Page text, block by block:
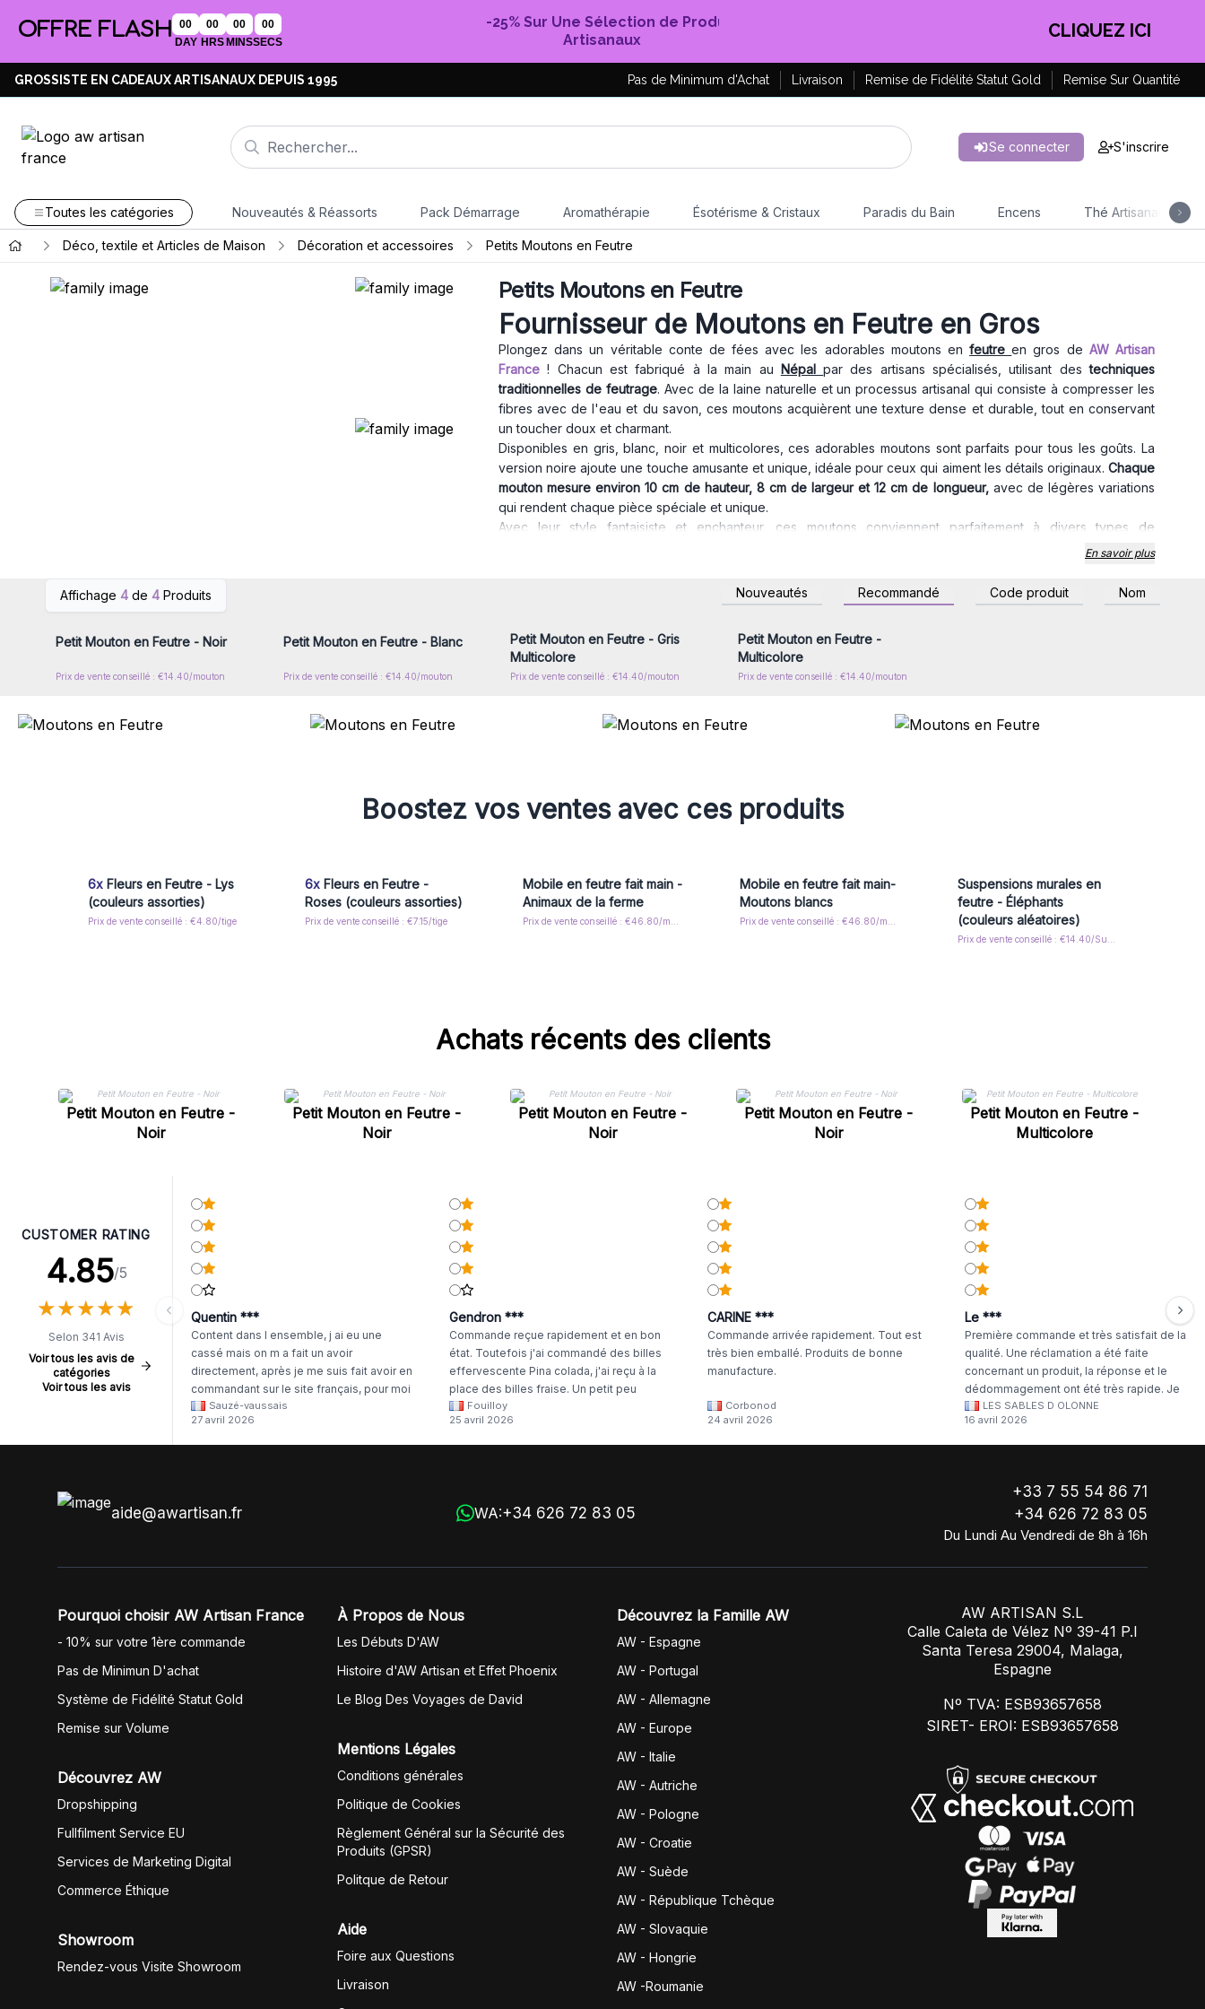
OFFRE FLASH
00
DAY
00
HRS
00
MINS
00
SECS
-25% Sur Une Sélection de Produits
Artisanaux
CLIQUEZ ICI
GROSSISTE EN CADEAUX ARTISANAUX DEPUIS 1995 Pas de Minimum d'Achat Livraison Remise de Fidélité Statut Gold Remise Sur Quantité
Se connecter S'inscrire
Toutes les catégories Nouveautés & Réassorts Pack Démarrage Aromathérapie Ésotérisme & Cristaux Paradis du Bain Encens Thé Artisanal
Déco, textile et Articles de Maison Décoration et accessoires Petits Moutons en Feutre
Petits Moutons en Feutre
Fournisseur de Moutons en Feutre en Gros
Plongez dans un véritable conte de fées avec les adorables moutons enfeutreen gros de AW Artisan
France! Chacun est fabriqué à la main au Népalpar des artisans spécialisés, utilisant des techniques
traditionnelles de feutrage. Avec de la laine naturelle et un processus artisanal qui consiste à compresser les
fibres avec de l'eau et du savon, ces moutons acquièrent une texture dense et durable, tout en conservant
un toucher doux et charmant.
Disponibles en gris, blanc, noir et multicolores, ces adorables moutons sont parfaits pour tous les goûts. La
version noire ajoute une touche amusante et unique, idéale pour ceux qui aiment les détails originaux. Chaque
mouton mesure environ 10 cm de hauteur, 8 cm de largeur et 12 cm de longueur,avec de légères variations
qui rendent chaque pièce spéciale et unique.
Avec leur style fantaisiste et enchanteur, ces moutons conviennent parfaitement à divers types de
décorations. Ils sont idéaux pour les chambres d'enfants, créant une atmosphère accueillante et magique,
artisanale unique qui attirera l’attention des clients. Que ce soit pour les vendre individuellement ou en packs,
ces moutons en feutre susciteront des sourires et captiveront le cœur de vos clients, devenant des pièces
écologiques et durables.
Que ce soit pour votre boutique ou pour offrir, les moutons en feutre apporteront une touche de tendresse et
de charme à votre entreprise ou à votre maison. Procurez-vous les vôtres dès maintenant et ajoutez un
En savoir plus
Affichage 4 de 4 Produits Nouveautés Recommandé Code produit Nom
vous pour accéder aux prix de
gros
Petit Mouton en Feutre - Noir
Prix de vente conseillé : €14.40/mouton
Petit Mouton en Feutre - Blanc
Prix de vente conseillé : €14.40/mouton
Petit Mouton en Feutre - Gris
Multicolore
Prix de vente conseillé : €14.40/mouton
Connectez-vous ou inscrivez-
vous pour accéder aux prix de
gros
Petit Mouton en Feutre -
Multicolore
Prix de vente conseillé : €14.40/mouton
Boostez vos ventes avec ces produits
6x Fleurs en Feutre - Lys
(couleurs assorties)
Prix de vente conseillé : €4.80/tige
6x Fleurs en Feutre -
Roses (couleurs assorties)
Prix de vente conseillé : €7.15/tige
Mobile en feutre fait main -
Animaux de la ferme
Mobile en feutre fait main-
Moutons blancs
Suspensions murales en
feutre - Éléphants
(couleurs aléatoires)
Achats récents des clients
Petit Mouton en Feutre -
Noir
Petit Mouton en Feutre -
Noir
Petit Mouton en Feutre -
Noir
Petit Mouton en Feutre -
Noir
Petit Mouton en Feutre -
Multicolore
CUSTOMER RATING
4.85/5
★★★★★
★★★★★
Selon 341 Avis
Voir tous les avis de
catégories
Voir tous les avis
Quentin ***
Content dans l ensemble, j ai eu une
cassé mais on m a fait un avoir
directement, après je me suis fait avoir en
commandant sur le site français, pour moi
il était évident que les produits était de la
même langue mais raté tout est en
anglais.
Sauzé-vaussais
27 avril 2026
Gendron ***
Commande reçue rapidement et en bon
état. Toutefois j'ai commandé des billes
effervescente Pina colada, j'ai reçu à la
place des billes fraise. Un petit peu
dommage
Fouilloy
25 avril 2026
CARINE ***
Commande arrivée rapidement. Tout est
très bien emballé. Produits de bonne
manufacture.
Corbonod
24 avril 2026
Le ***
Première commande et très satisfait de la
qualité. Une réclamation a été faite
concernant un produit, la réponse et le
dédommagement ont été très rapide. Je
continuerai à commander chez WA Artisan
!
LES SABLES D OLONNE
16 avril 2026
aide@awartisan.fr WA:+34 626 72 83 05
+33 7 55 54 86 71
+34 626 72 83 05
Du Lundi Au Vendredi de 8h à 16h
Pourquoi choisir AW Artisan France
- 10% sur votre 1ère commande
Pas de Minimun D'achat
Système de Fidélité Statut Gold
Remise sur Volume
Découvrez AW
Dropshipping
Fullfilment Service EU
Services de Marketing Digital
Commerce Éthique
Showroom
Rendez-vous Visite Showroom
À Propos de Nous
Les Débuts D'AW
Histoire d'AW Artisan et Effet Phoenix
Le Blog Des Voyages de David
Mentions Légales
Conditions générales
Politique de Cookies
Règlement Général sur la Sécurité des
Produits (GPSR)
Politque de Retour
Aide
Foire aux Questions
Livraison
Découvrez la Famille AW
AW - Espagne
AW - Portugal
AW - Allemagne
AW - Europe
AW - Italie
AW - Autriche
AW - Pologne
AW - Croatie
AW - Suède
AW - République Tchèque
AW - Slovaquie
AW - Hongrie
AW -Roumanie
AW ARTISAN S.L
Calle Caleta de Vélez Nº 39-41 P.I
Santa Teresa 29004, Malaga,
Espagne
Nº TVA: ESB93657658
SIRET- EROI: ESB93657658